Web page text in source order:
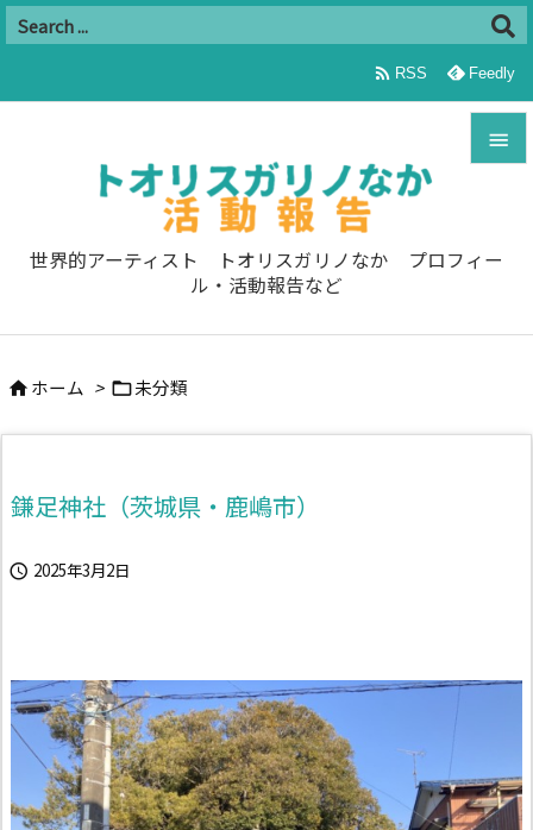
世界的アーティスト トオリスガリノなか プロフィー
ル・活動報告など



 RSS Feedly
 ホーム > 未分類
鎌足神社（茨城県・鹿嶋市）
 2025年3月2日